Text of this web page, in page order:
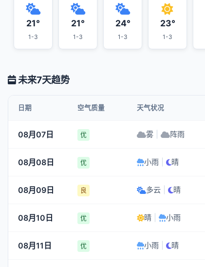
21°
1-3
21°
1-3
24°
1-3
23°
1-3
未来7天趋势
日期 空气质量 天气状况
08月07日 优 雾 阵雨
08月08日 优 小雨 晴
08月09日 良 多云 晴
08月10日 优 晴 小雨
08月11日 优 小雨 晴